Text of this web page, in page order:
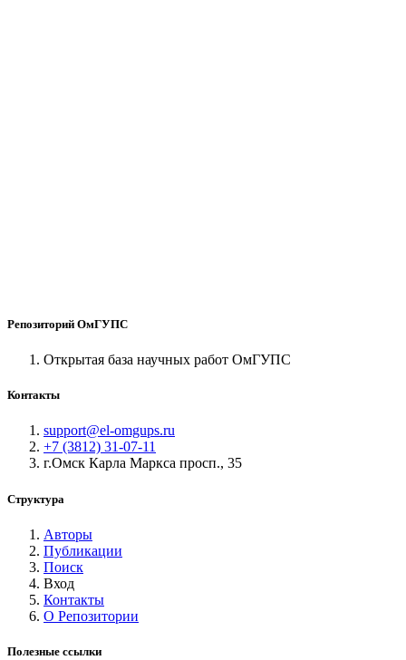
Репозиторий ОмГУПС
Открытая база научных работ ОмГУПС
Контакты
support@el-omgups.ru
+7 (3812) 31-07-11
г.Омск Карла Маркса просп., 35
Структура
Авторы
Публикации
Поиск
Вход
Контакты
О Репозитории
Полезные ссылки